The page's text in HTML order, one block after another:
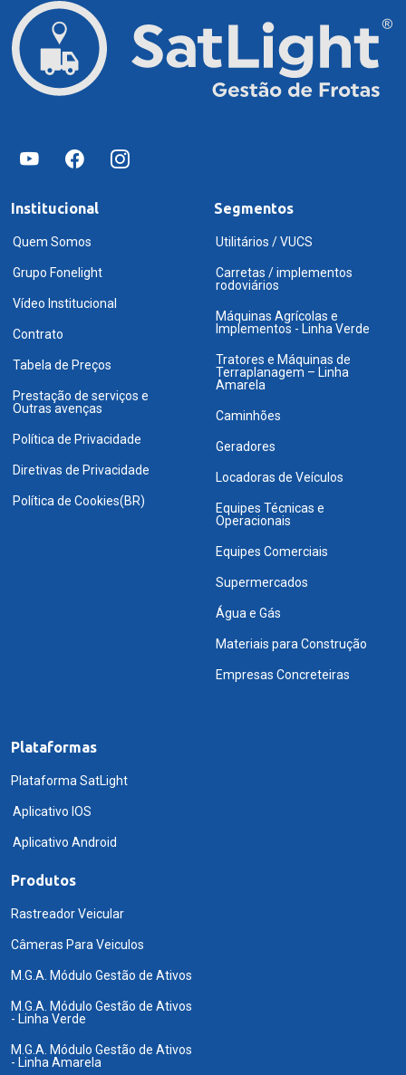
Institucional
Quem Somos
Grupo Fonelight
Vídeo Institucional
Contrato
Tabela de Preços
Prestação de serviços e
Outras avenças
Política de Privacidade
Diretivas de Privacidade
Política de Cookies(BR)
Segmentos
Utilitários / VUCS
Carretas / implementos
rodoviários
Máquinas Agrícolas e
Implementos - Linha Verde
Tratores e Máquinas de
Terraplanagem – Linha
Amarela
Caminhões
Geradores
Locadoras de Veículos
Equipes Técnicas e
Operacionais
Equipes Comerciais
Supermercados
Água e Gás
Materiais para Construção
Empresas Concreteiras
Plataformas
Plataforma SatLight
Aplicativo IOS
Aplicativo Android
Produtos
Rastreador Veicular
Câmeras Para Veiculos
M.G.A. Módulo Gestão de Ativos
M.G.A. Módulo Gestão de Ativos
- Linha Verde
M.G.A. Módulo Gestão de Ativos
- Linha Amarela